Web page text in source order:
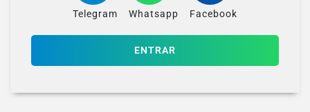
Telegram Whatsapp Facebook
ENTRAR